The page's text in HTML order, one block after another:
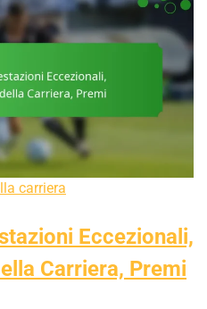
carriera
Eccezionali,
Carriera, Premi